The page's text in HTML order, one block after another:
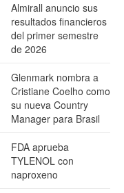
Almirall anuncio sus
resultados financieros
del primer semestre
de 2026
Glenmark nombra a
Cristiane Coelho como
su nueva Country
Manager para Brasil
FDA aprueba
TYLENOL con
naproxeno